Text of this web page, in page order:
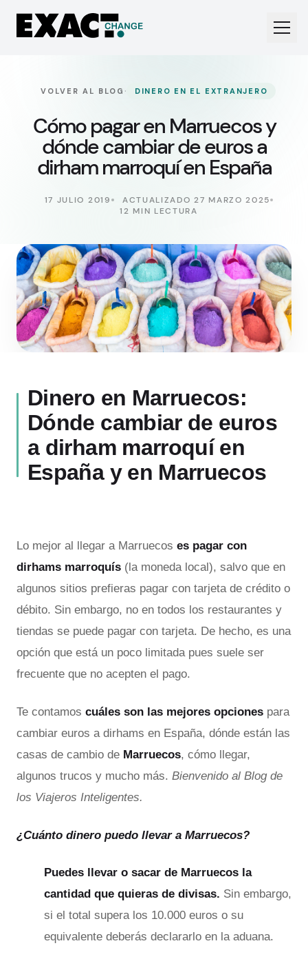
VOLVER AL BLOG · DINERO EN EL EXTRANJERO
Cómo pagar en Marruecos y
dónde cambiar de euros a
dirham marroquí en España
17 JULIO 2019
ACTUALIZADO 27 MARZO 2025
12 MIN LECTURA
Dinero en Marruecos:
Dónde cambiar de euros
a dirham marroquí en
España y en Marruecos
Lo mejor al llegar a Marruecos es pagar con
dirhams marroquís (la moneda local), salvo que en
algunos sitios prefieras pagar con tarjeta de crédito o
débito. Sin embargo, no en todos los restaurantes y
tiendas se puede pagar con tarjeta. De hecho, es una
opción que está un poco limitada pues suele ser
frecuente que no acepten el pago.
Te contamos cuáles son las mejores opciones para
cambiar euros a dirhams en España, dónde están las
casas de cambio de Marruecos, cómo llegar,
algunos trucos y mucho más. Bienvenido al Blog de
los Viajeros Inteligentes.
¿Cuánto dinero puedo llevar a Marruecos?
Puedes llevar o sacar de Marruecos la
cantidad que quieras de divisas. Sin embargo,
si el total supera los 10.000 euros o su
equivalente deberás declararlo en la aduana.